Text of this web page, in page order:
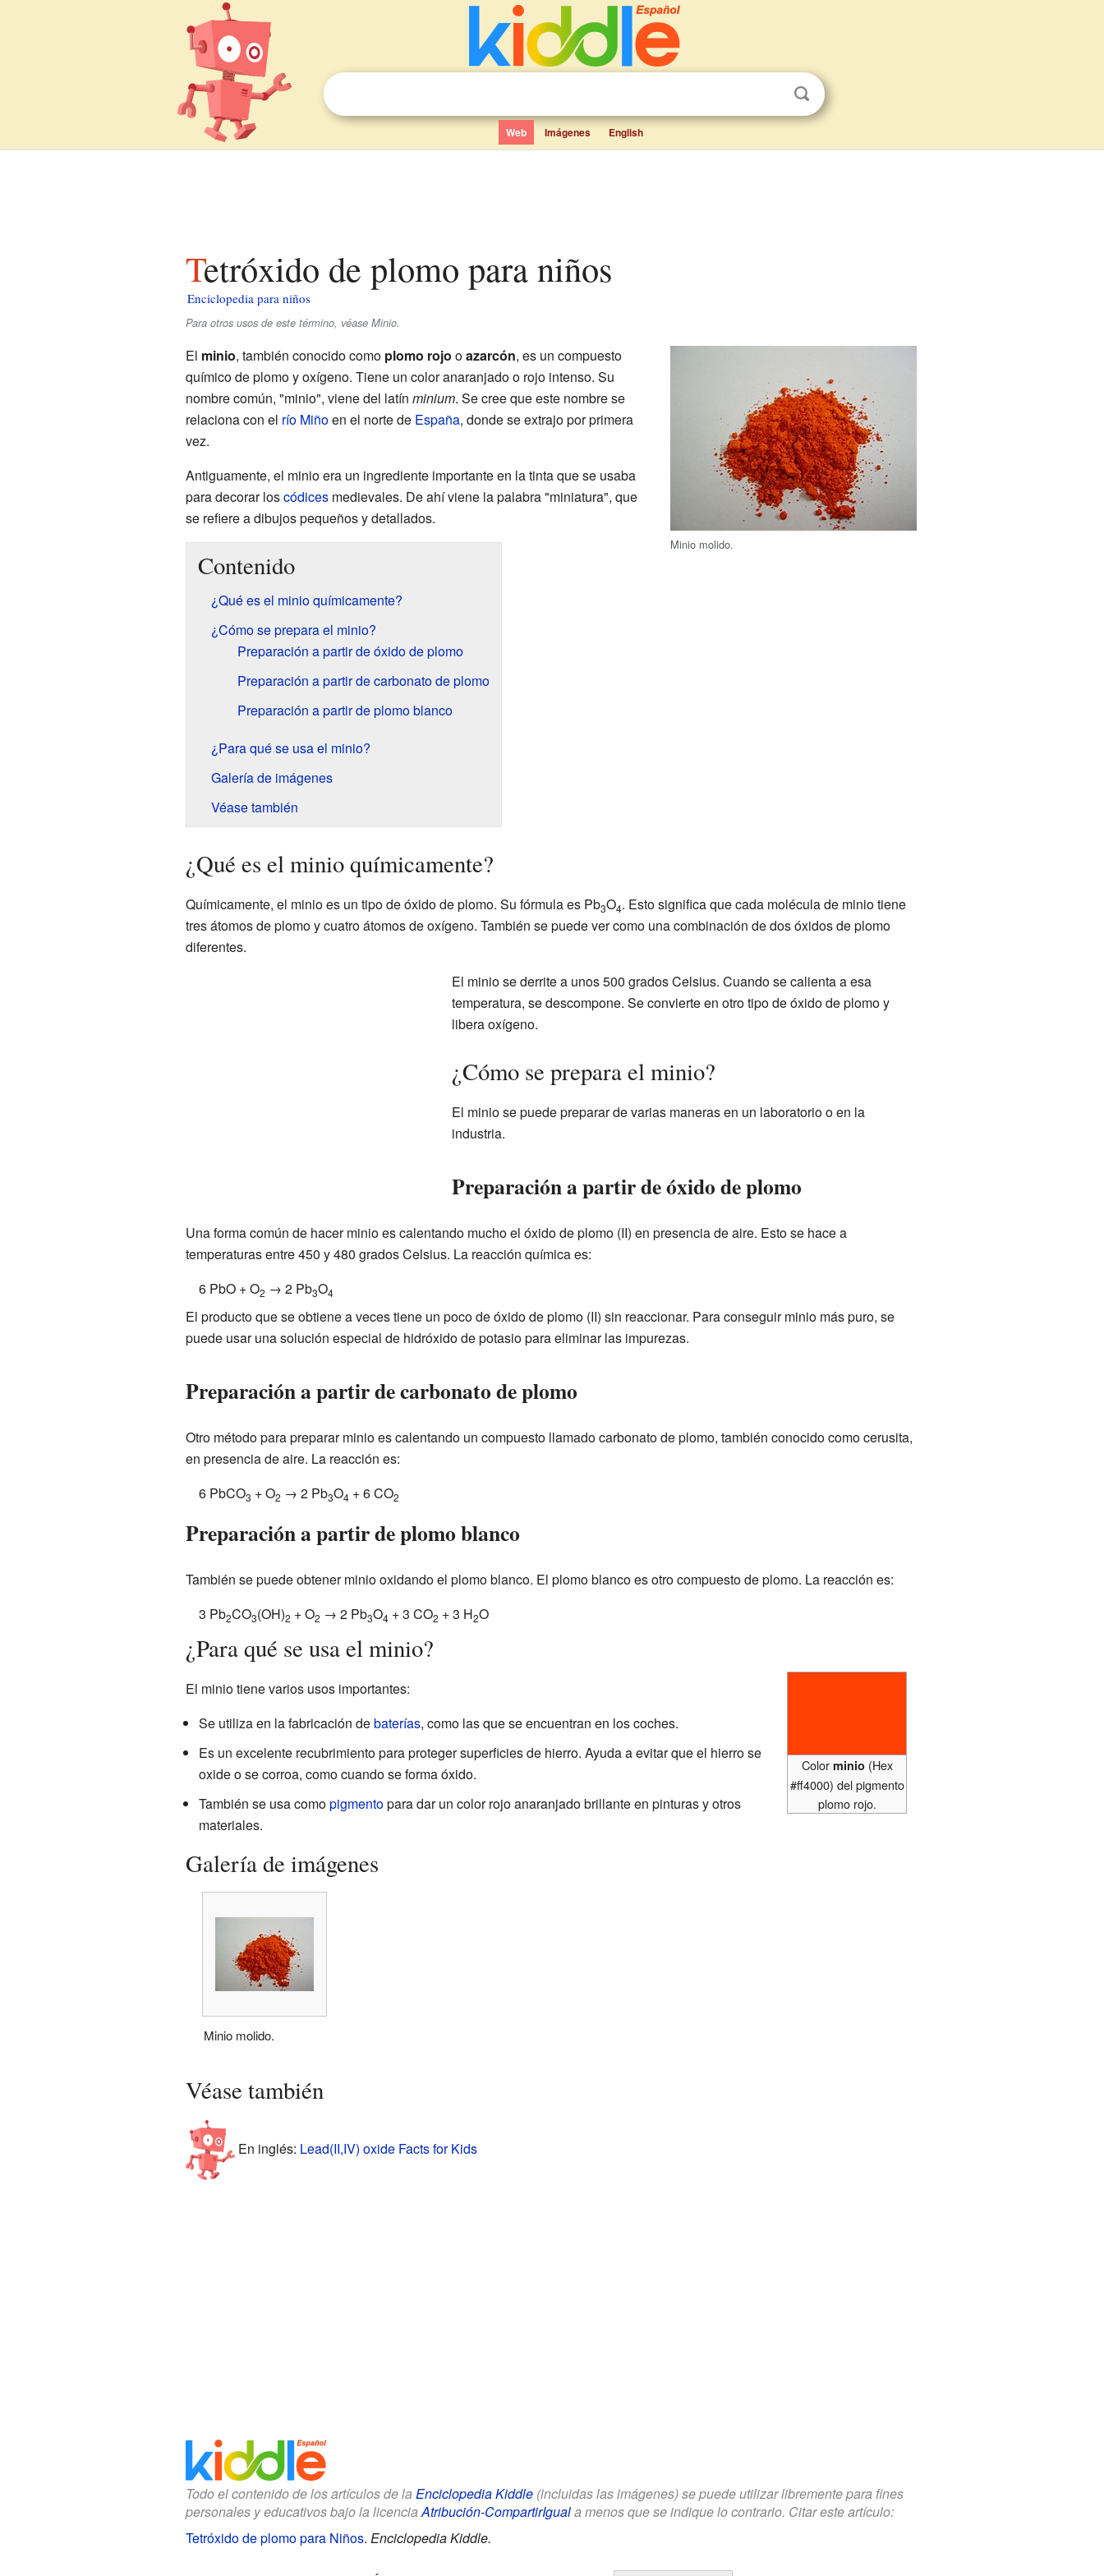
Web Imágenes English
Tetróxido de plomo para niños
Enciclopedia para niños
Para otros usos de este término, véase Minio.
Minio molido.
El minio, también conocido como plomo rojo oazarcón, es un compuesto
químico de plomo y oxígeno. Tiene un color anaranjado o rojo intenso. Su
nombre común, "minio", viene del latín minium. Se cree que este nombre se
relaciona con el río Miñoen el norte de España, donde se extrajo por primera
vez.
Antiguamente, el minio era un ingrediente importante en la tinta que se usaba
para decorar loscódicesmedievales. De ahí viene la palabra "miniatura", que
se refiere a dibujos pequeños y detallados.
Contenido
¿Qué es el minio químicamente?
¿Cómo se prepara el minio?
Preparación a partir de óxido de plomo
Preparación a partir de carbonato de plomo
Preparación a partir de plomo blanco
¿Para qué se usa el minio?
Galería de imágenes
Véase también
¿Qué es el minio químicamente?
Químicamente, el minio es un tipo de óxido de plomo. Su fórmula es Pb3O4. Esto significa que cada molécula de minio tiene
tres átomos de plomo y cuatro átomos de oxígeno. También se puede ver como una combinación de dos óxidos de plomo
diferentes.
El minio se derrite a unos 500 grados Celsius. Cuando se calienta a esa
temperatura, se descompone. Se convierte en otro tipo de óxido de plomo y
libera oxígeno.
¿Cómo se prepara el minio?
El minio se puede preparar de varias maneras en un laboratorio o en la
industria.
Preparación a partir de óxido de plomo
Una forma común de hacer minio es calentando mucho el óxido de plomo (II) en presencia de aire. Esto se hace a
temperaturas entre 450 y 480 grados Celsius. La reacción química es:
6 PbO + O2 → 2 Pb3O4
El producto que se obtiene a veces tiene un poco de óxido de plomo (II) sin reaccionar. Para conseguir minio más puro, se
puede usar una solución especial de hidróxido de potasio para eliminar las impurezas.
Preparación a partir de carbonato de plomo
Otro método para preparar minio es calentando un compuesto llamado carbonato de plomo, también conocido como cerusita,
en presencia de aire. La reacción es:
6 PbCO3 + O2 → 2 Pb3O4 + 6 CO2
Preparación a partir de plomo blanco
También se puede obtener minio oxidando el plomo blanco. El plomo blanco es otro compuesto de plomo. La reacción es:
3 Pb2CO3(OH)2 + O2 → 2 Pb3O4 + 3 CO2 + 3 H2O
¿Para qué se usa el minio?
Color minio (Hex
#ff4000) del pigmento
plomo rojo.
El minio tiene varios usos importantes:
Se utiliza en la fabricación debaterías, como las que se encuentran en los coches.
Es un excelente recubrimiento para proteger superficies de hierro. Ayuda a evitar que el hierro se
oxide o se corroa, como cuando se forma óxido.
También se usa comopigmentopara dar un color rojo anaranjado brillante en pinturas y otros
materiales.
Galería de imágenes
Minio molido.
Véase también
En inglés: Lead(II,IV) oxide Facts for Kids
Todo el contenido de los artículos de la Enciclopedia Kiddle(incluidas las imágenes) se puede utilizar libremente para fines
personales y educativos bajo la licenciaAtribución-CompartirIguala menos que se indique lo contrario. Citar este artículo:
Tetróxido de plomo para Niños. Enciclopedia Kiddle.